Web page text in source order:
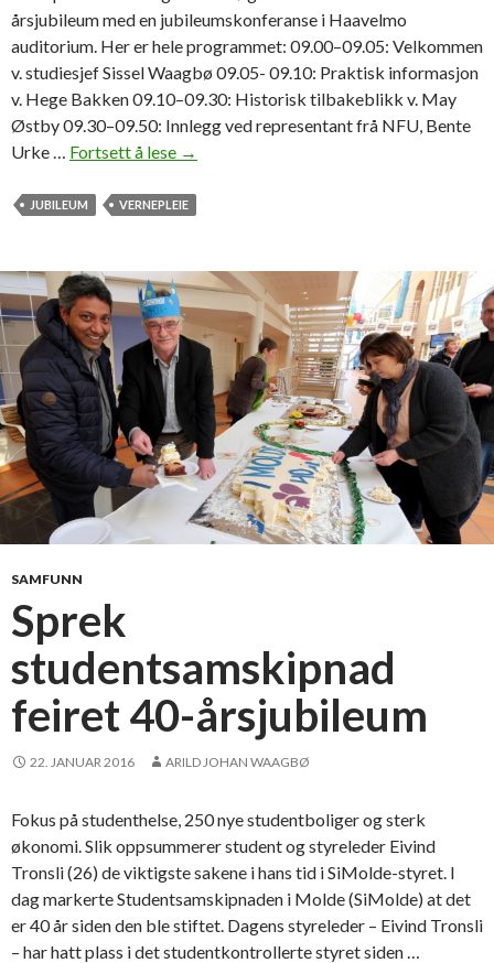
s
p
e
k
t
i
v
årsjubileum med en jubileumskonferanse i Haavelmo
auditorium. Her er hele programmet: 09.00–09.05: Velkommen
v. studiesjef Sissel Waagbø 09.05- 09.10: Praktisk informasjon
v. Hege Bakken 09.10–09.30: Historisk tilbakeblikk v. May
Østby 09.30–09.50: Innlegg ved representant frå NFU, Bente
Urke … Fortsett å lese F
i
r
2
0
e
d
v
e
r
e
r
t
d
a
n
n
i
→
JUBILEUM VERNEPLEIE
SAMFUNN
Sprek
studentsamskipnad
feiret 40-årsjubileum
22. JANUAR 2016 ARILD JOHAN WAAGBØ
Fokus på studenthelse, 250 nye studentboliger og sterk
økonomi. Slik oppsummerer student og styreleder Eivind
Tronsli (26) de viktigste sakene i hans tid i SiMolde-styret. I
dag markerte Studentsamskipnaden i Molde (SiMolde) at det
er 40 år siden den ble stiftet. Dagens styreleder – Eivind Tronsli
– har hatt plass i det studentkontrollerte styret siden …